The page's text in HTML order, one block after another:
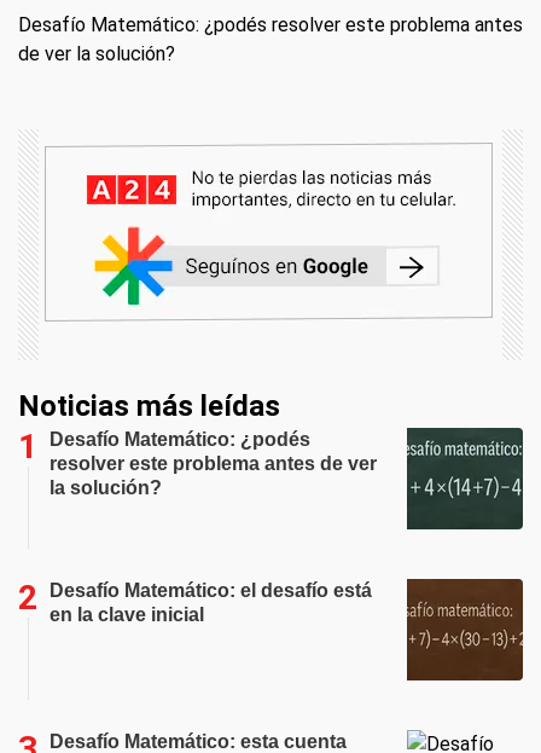
Desafío Matemático: ¿podés resolver este problema antes
de ver la solución?
Noticias más leídas
Desafío Matemático: ¿podés
resolver este problema antes de ver
la solución?
Desafío Matemático: el desafío está
en la clave inicial
Desafío Matemático: esta cuenta